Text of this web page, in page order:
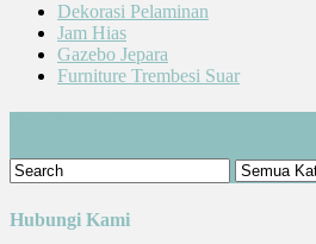
Dekorasi Pelaminan
Jam Hias
Gazebo Jepara
Furniture Trembesi Suar
Hubungi Kami